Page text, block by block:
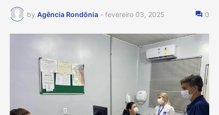
by Agência Rondônia - fevereiro 03, 2025 0